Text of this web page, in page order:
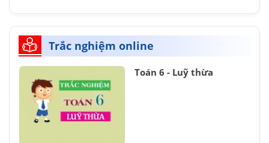
Trắc nghiệm online
Toán 6 - Luỹ thừa